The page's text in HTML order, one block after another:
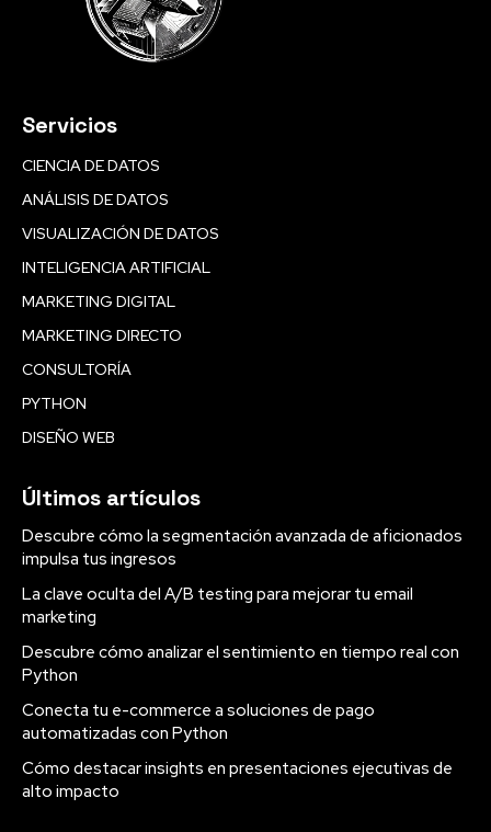
Servicios
CIENCIA DE DATOS
ANÁLISIS DE DATOS
VISUALIZACIÓN DE DATOS
INTELIGENCIA ARTIFICIAL
MARKETING DIGITAL
MARKETING DIRECTO
CONSULTORÍA
PYTHON
DISEÑO WEB
Últimos artículos
Descubre cómo la segmentación avanzada de aficionados
impulsa tus ingresos
La clave oculta del A/B testing para mejorar tu email
marketing
Descubre cómo analizar el sentimiento en tiempo real con
Python
Conecta tu e-commerce a soluciones de pago
automatizadas con Python
Cómo destacar insights en presentaciones ejecutivas de
alto impacto